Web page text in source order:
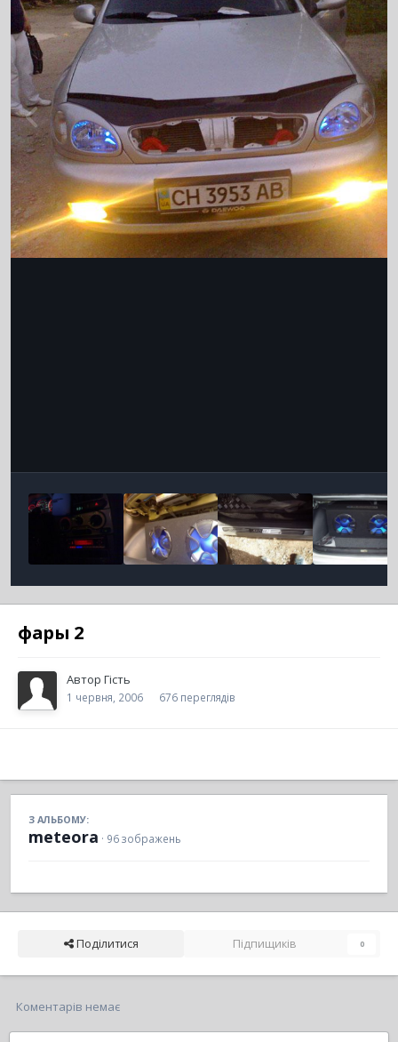
фары 2
Автор Гість
1 червня, 2006 676 переглядів
З АЛЬБОМУ:
meteora · 96 зображень
Поділитися Підпищиків 0
Коментарів немає